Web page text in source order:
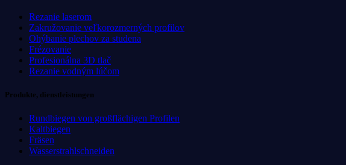
Rezanie laserom
Zakružovanie veľkorozmerných profilov
Ohýbanie plechov za studena
Frézovanie
Profesionálna 3D tlač
Rezanie vodným lúčom
Produkte, dienstleistungen
Rundbiegen von großflächigen Profilen
Kaltbiegen
Fräsen
Wasserstrahlschneiden